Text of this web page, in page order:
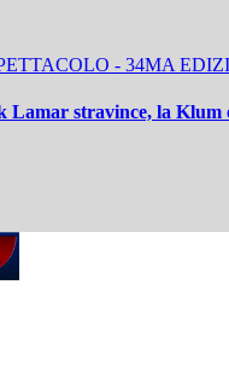
- 34MA
stravince, la Klum